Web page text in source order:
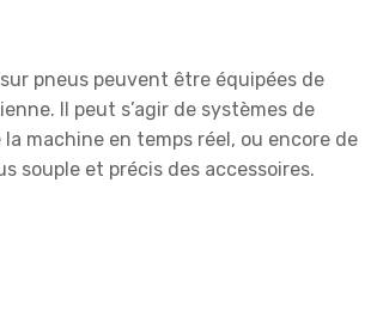
pneus peuvent être équipées de
Il peut s’agir de systèmes de
machine en temps réel, ou encore de
souple et précis des accessoires.